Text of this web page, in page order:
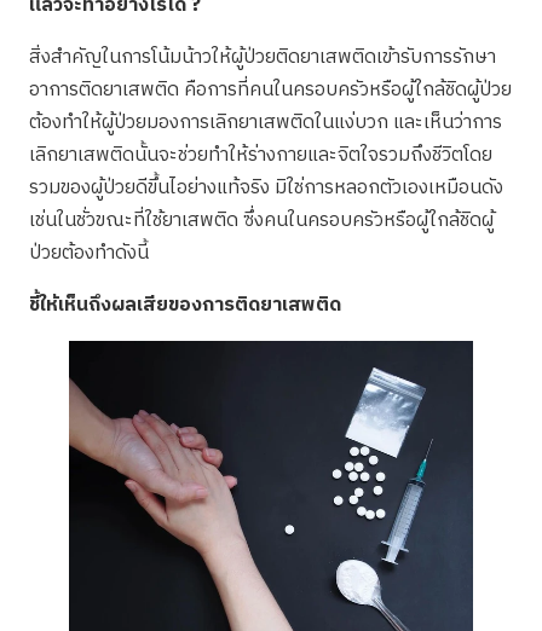
สิ่งสำคัญในการโน้มน้าวให้ผู้ป่วยติดยาเสพติดเข้ารับการรักษา
อาการติดยาเสพติด คือการที่คนในครอบครัวหรือผู้ใกล้ชิดผู้ป่วย
ต้องทำให้ผู้ป่วยมองการเลิกยาเสพติดในแง่บวก และเห็นว่าการ
เลิกยาเสพติดนั้นจะช่วยทำให้ร่างกายและจิตใจรวมถึงชีวิตโดย
รวมของผู้ป่วยดีขึ้นไอย่างแท้จริง มิใช่การหลอกตัวเองเหมือนดัง
เช่นในชั่วขณะที่ใช้ยาเสพติด ซึ่งคนในครอบครัวหรือผู้ใกล้ชิดผู้
ป่วยต้องทำดังนี้
ชี้ให้เห็นถึงผลเสียของการติดยาเสพติด